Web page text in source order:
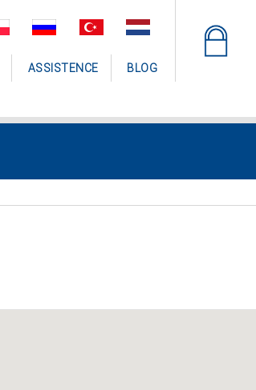
ASSISTENCE BLOG